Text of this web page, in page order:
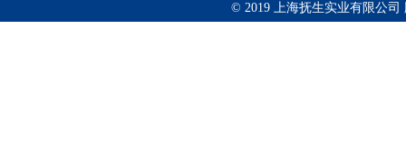
© 2019 上海抚生实业有限公司